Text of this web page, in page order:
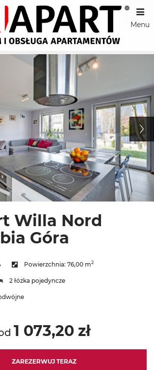
Menu
Willa Nord
Góra
Powierzchnia: 76,00 m2
2 łóżka pojedyncze
1 073,20 zł
ZAREZERWUJ TERAZ